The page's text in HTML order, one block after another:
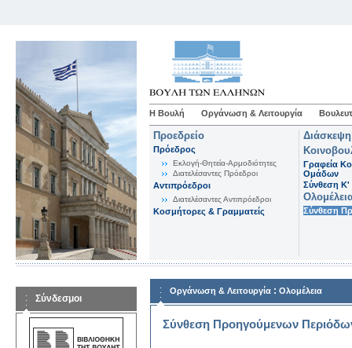
Η Βουλή Οργάνωση & Λειτουργία
Προεδρείο
Πρόεδρος
Εκλογή-Θητεία-Αρμοδιότητες
Διατελέσαντες Πρόεδροι
Αντιπρόεδροι
Διατελέσαντες Αντιπρόεδροι
Κοσμήτορες & Γραμματείς
Γραφεία
Ομάδων
Σύνθεση K'
Σύνθεση
Σύνδεσμοι
Οργάνωση & Λειτουργία : Ολομέλεια
Σύνθεση Προηγούμενων